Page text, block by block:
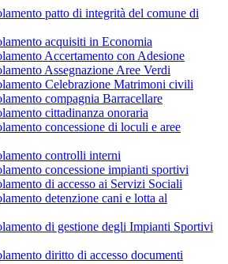
patto di integrità del comune di
acquisiti in Economia
Accertamento con Adesione
Assegnazione Aree Verdi
Celebrazione Matrimoni civili
compagnia Barracellare
cittadinanza onoraria
concessione di loculi e aree
controlli interni
concessione impianti sportivi
di accesso ai Servizi Sociali
detenzione cani e lotta al
di gestione degli Impianti Sportivi
diritto di accesso documenti